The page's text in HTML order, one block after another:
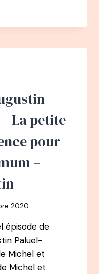
La petite
pour
–
2020
épisode de
Paluel-
Michel et
Michel et